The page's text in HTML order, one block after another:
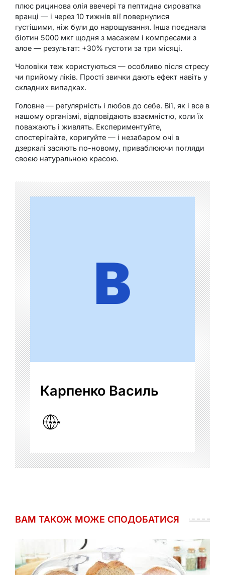
плюс рицинова олія ввечері та пептидна сироватка
вранці — і через 10 тижнів вії повернулися
густішими, ніж були до нарощування. Інша поєднала
біотин 5000 мкг щодня з масажем і компресами з
алое — результат: +30% густоти за три місяці.
Чоловіки теж користуються — особливо після стресу
чи прийому ліків. Прості звички дають ефект навіть у
складних випадках.
Головне — регулярність і любов до себе. Вії, як і все в
нашому організмі, відповідають взаємністю, коли їх
поважають і живлять. Експериментуйте,
спостерігайте, коригуйте — і незабаром очі в
дзеркалі засяють по-новому, приваблюючи погляди
своєю натуральною красою.
Карпенко Василь
ВАМ ТАКОЖ МОЖЕ СПОДОБАТИСЯ